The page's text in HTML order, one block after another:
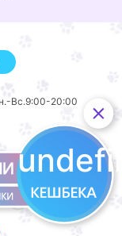
Вс.9:00-20:00